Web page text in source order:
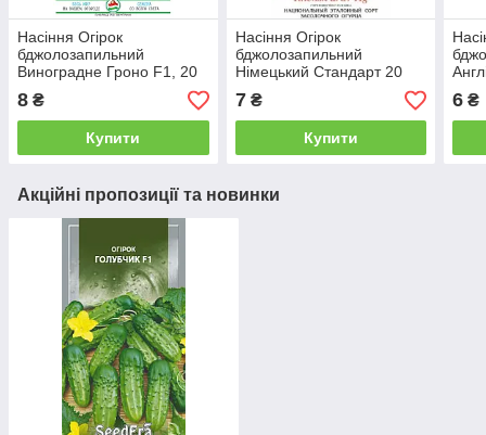
Насіння Огірок
бджолозапильний
Виноградне Гроно F1, 20
насінин Сонячний Март
8 ₴
Купити
Насіння Огірок
бджолозапильний
Німецький Стандарт 20
насінин Сонячний
Березень
7₴
Купити
6 ₴
Акційні пропозиції та новинки